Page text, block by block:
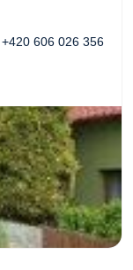
+420 606 026 356